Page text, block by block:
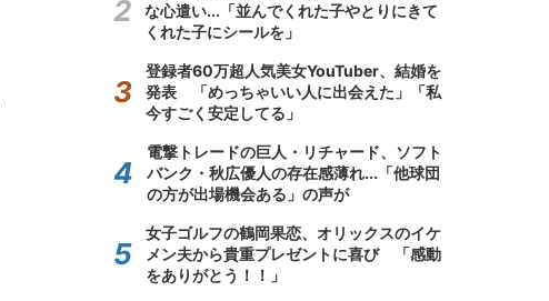
な心遣い...「並んでくれた子やとりにきて
くれた子にシールを」
登録者60万超人気美女YouTuber、結婚を
発表 「めっちゃいい人に出会えた」「私
今すごく安定してる」
電撃トレードの巨人・リチャード、ソフト
バンク・秋広優人の存在感薄れ...「他球団
の方が出場機会ある」の声が
女子ゴルフの鶴岡果恋、オリックスのイケ
メン夫から貴重プレゼントに喜び 「感動
をありがとう！！」